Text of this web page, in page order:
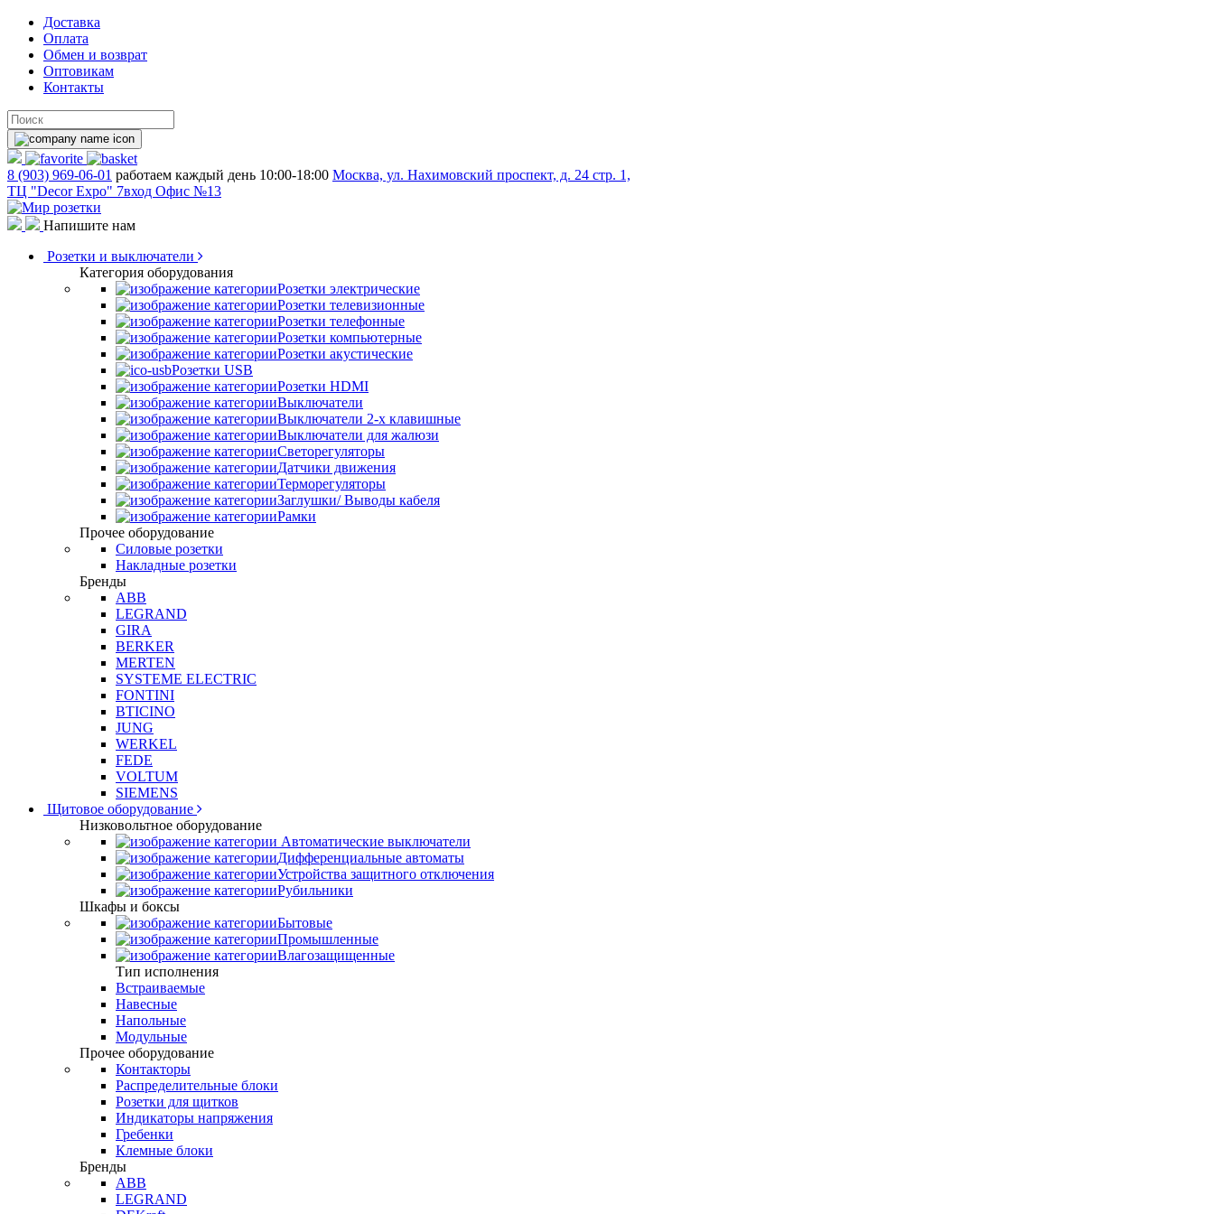
Доставка
Оплата
Обмен и возврат
Оптовикам
Контакты
8 (903) 969-06-01 работаем каждый день 10:00-18:00 Москва, ул. Нахимовский проспект, д. 24 стр. 1,
ТЦ "Decor Expo" 7вход Офис №13
Напишите нам
Розетки и выключатели
Категория оборудования
Розетки электрические
Розетки телевизионные
Розетки телефонные
Розетки компьютерные
Розетки акустические
Розетки USB
Розетки HDMI
Выключатели
Выключатели 2-х клавишные
Выключатели для жалюзи
Светорегуляторы
Датчики движения
Терморегуляторы
Заглушки/ Выводы кабеля
Рамки
Прочее оборудование
Силовые розетки
Накладные розетки
Бренды
ABB
LEGRAND
GIRA
BERKER
MERTEN
SYSTEME ELECTRIC
FONTINI
BTICINO
JUNG
WERKEL
FEDE
VOLTUM
SIEMENS
Щитовое оборудование
Низковольтное оборудование
Автоматические выключатели
Дифференциальные автоматы
Устройства защитного отключения
Рубильники
Шкафы и боксы
Бытовые
Промышленные
Влагозащищенные
Тип исполнения
Встраиваемые
Навесные
Напольные
Модульные
Прочее оборудование
Контакторы
Распределительные блоки
Розетки для щитков
Индикаторы напряжения
Гребенки
Клемные блоки
Бренды
ABB
LEGRAND